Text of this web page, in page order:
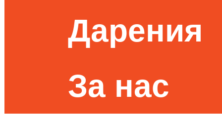
Дарения
За нас